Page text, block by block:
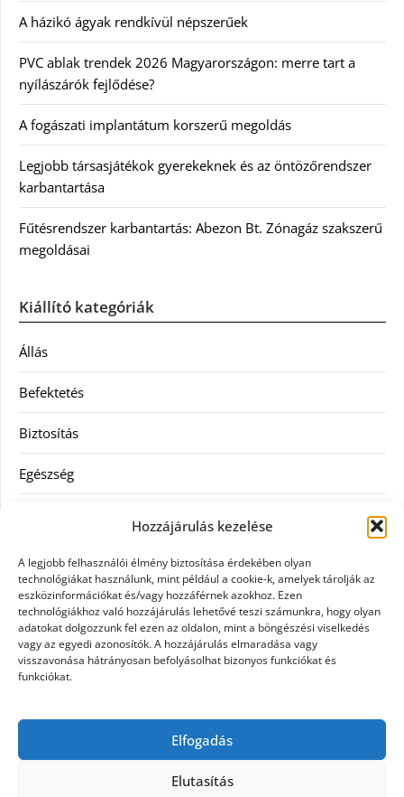
Hozzájárulás kezelése
A legjobb felhasználói élmény biztosítása érdekében olyan
technológiákat használunk, mint például a cookie-k, amelyek tárolják az
eszközinformációkat és/vagy hozzáférnek azokhoz. Ezen
technológiákhoz való hozzájárulás lehetővé teszi számunkra, hogy olyan
adatokat dolgozzunk fel ezen az oldalon, mint a böngészési viselkedés
vagy az egyedi azonosítók. A hozzájárulás elmaradása vagy
visszavonása hátrányosan befolyásolhat bizonyos funkciókat és
funkciókat.
Elfogadás
Elutasítás
A házikó ágyak rendkívül népszerűek
PVC ablak trendek 2026 Magyarországon: merre tart a
nyílászárók fejlődése?
A fogászati implantátum korszerű megoldás
Legjobb társasjátékok gyerekeknek és az öntözőrendszer
karbantartása
Fűtésrendszer karbantartás: Abezon Bt. Zónagáz szakszerű
megoldásai
Kiállító kategóriák
Állás
Befektetés
Biztosítás
Egészség
Ingatlan
Művészetek és szórakozás
Múzeumok
Szolgáltatás
Szórakozás
Webáruház